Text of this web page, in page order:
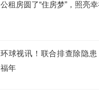
公租房圆了“住房梦”，照亮
环球视讯！联合排查除隐
福年